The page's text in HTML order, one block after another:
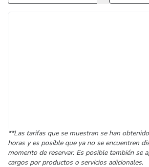
**Las tarifas que se muestran se han
horas y es posible que ya no se encuentren
momento de reservar. Es posible también se
cargos por productos o servicios adicionales.